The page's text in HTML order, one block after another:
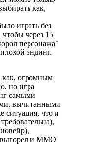
как,
играть без
через 15
персонажа"
эндинг.
как, огромным
но игра
самыми
вычитанными
ситуация, что и
выгорел и ММО